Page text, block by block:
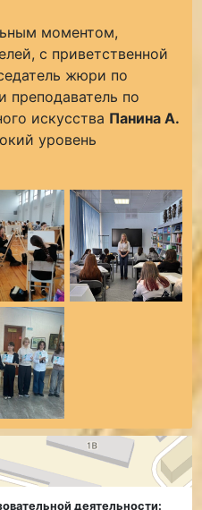
моментом,
с приветственной
жюри по
и преподаватель по
искусства Панина А.
уровень
деятельности: